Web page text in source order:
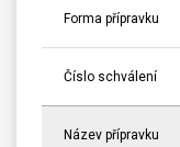
Forma přípravku
Číslo schválení
Název přípravku